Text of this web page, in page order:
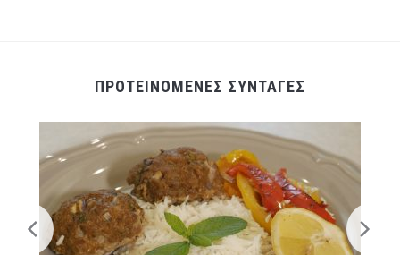
ΠΡΟΤΕΙΝΟΜΕΝΕΣ ΣΥΝΤΑΓΕΣ